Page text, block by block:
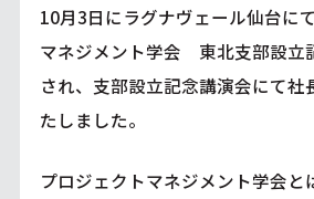
10月3日にラグナヴェール仙台に
マネジメント学会 東北支部設立
され、支部設立記念講演会にて社
たしました。
プロジェクトマネジメント学会と